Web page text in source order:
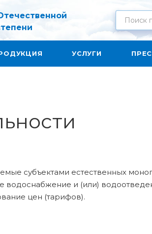
УСЛУГИ
субъектами естественных
и (или)
цен (тарифов).